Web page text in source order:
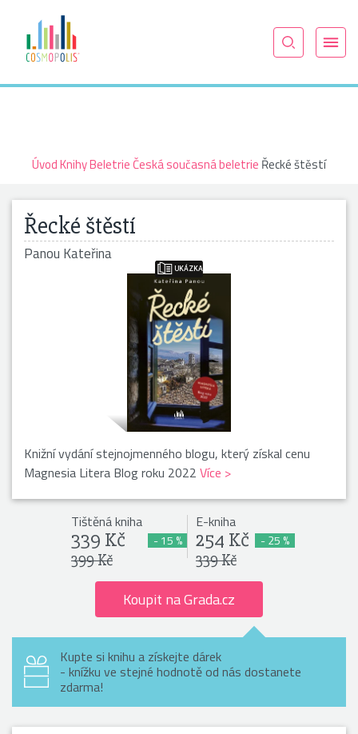
ÚvodKnihyBeletrie Česká současná beletrie Řecké štěstí
Řecké štěstí
Panou Kateřina
Knižní vydání stejnojmenného blogu, který získal cenu
Magnesia Litera Blog roku 2022 Více >
Koupit na Grada.cz
Tištěná kniha
339 Kč
399 Kč
- 15 %
E-kniha
254 Kč
339 Kč
- 25 %
Kupte si knihu a získejte dárek
- knížku ve stejné hodnotě od nás dostanete
zdarma!